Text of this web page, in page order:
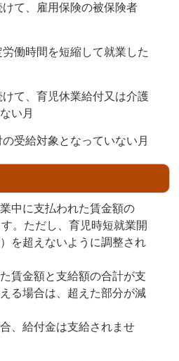
て、雇用保険の被保険者
働時間を短縮して就業した
て、育児休業給付又は介護
い月
受給対象となっていない月
中に支払われた賃金額の
。ただし、育児時短就業開
を超えないように調整され
賃金額と支給額の合計が支
る場合は、超えた部分が減
、給付金は支給されませ